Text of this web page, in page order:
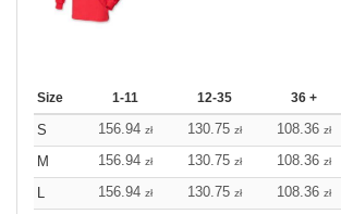
Size 1-11 12-35 36 +
S 156.94 zł 130.75 zł 108.36 zł
M
156.94 zł 130.75 zł 108.36 zł
L
156.94 zł 130.75 zł 108.36 zł